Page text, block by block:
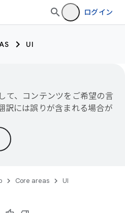
ログイン
UI
て、コンテンツをご希望の言
訳には誤りが含まれる場合が
Core areas
UI